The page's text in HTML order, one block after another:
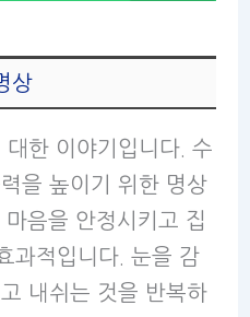
상
한 이야기입니다. 수
을 높이기 위한 명상
음을 안정시키고 집
과적입니다. 눈을 감
내쉬는 것을 반복하